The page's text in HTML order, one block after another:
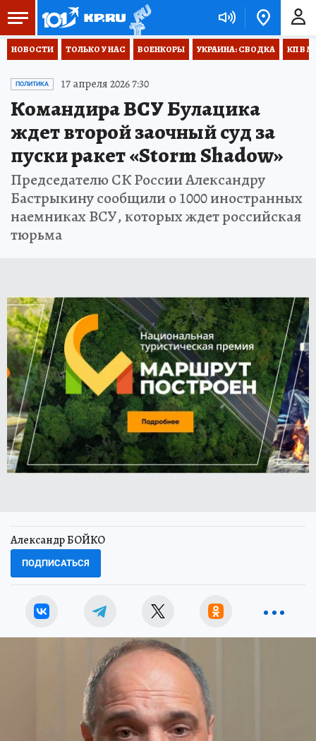
НОВОСТИ ТОЛЬКО У НАС ВОЕНКОРЫ УКРАИНА: СВОДКА КП В
ПОЛИТИКА 17 апреля 2026 7:30
Командира ВСУ Булацика
ждет второй заочный суд за
пуски ракет «Storm Shadow»
Председателю СК России Александру
Бастрыкину сообщили о 1000 иностранных
наемниках ВСУ, которых ждет российская
тюрьма
Александр БОЙКО
ПОДПИСАТЬСЯ